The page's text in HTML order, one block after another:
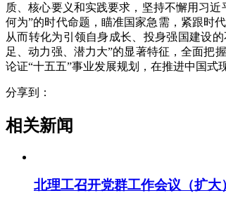
质、核心要义和实践要求，坚持不懈用习
何为”的时代命题，瞄准国家急需，紧跟时
从而转化为引领自身成长、投身强国建设
足、动力强、潜力大”的显著特征，全面把
论证“十五五”事业发展规划，在推进中国式
分享到：
相关新闻
北理工召开党群工作会议（扩大